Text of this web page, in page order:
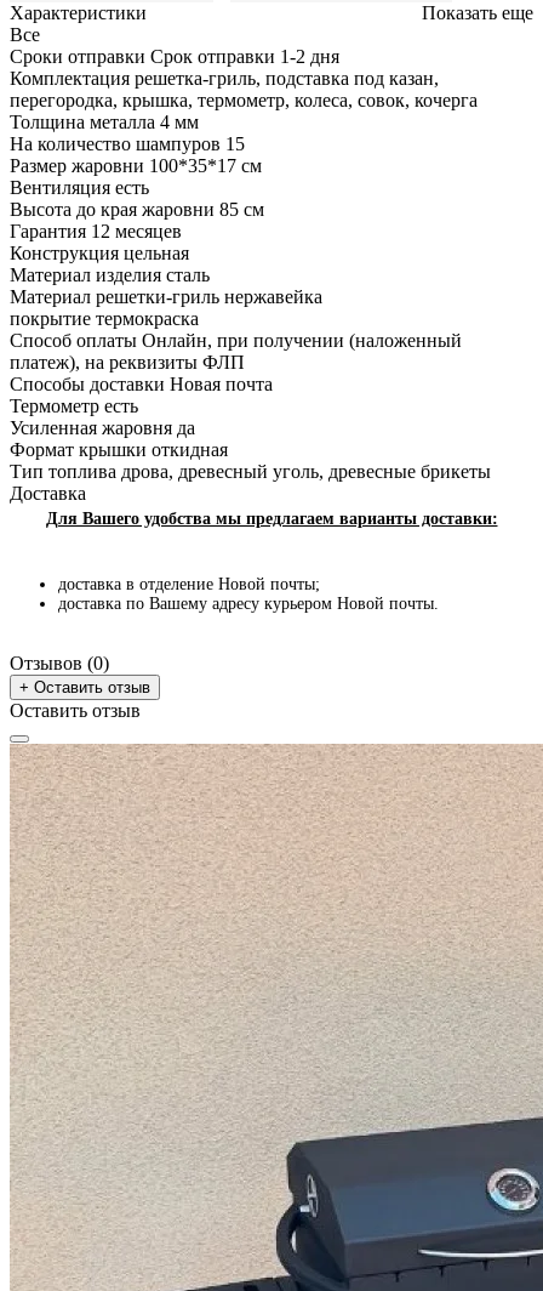
стационарный мангал
купить мангал недорого
мангал купить онлайн
мангал в подарок
мангал для дачи
мангал барбекю
купить мангал для шашлыка
мангал купить львов
мангал гриль
купить мангал в украине
мангал с крышкой
мангал гриль барбекю
купить мангал-барбекю
купить качественный мангал
купить мангал киев
мангал 4 мм
мангал для казана
купить мангала
купить барбекю
мангал цена
барбекю гриль
мангал ручной работы
мангал с шампурами
Показать еще
Характеристики
Все
Сроки отправки Срок отправки 1-2 дня
Комплектация решетка-гриль, подставка под казан,
перегородка, крышка, термометр, колеса, совок, кочерга
Толщина металла 4 мм
На количество шампуров 15
Размер жаровни 100*35*17 см
Вентиляция есть
Высота до края жаровни 85 см
Гарантия 12 месяцев
Конструкция цельная
Материал изделия сталь
Материал решетки-гриль нержавейка
покрытие термокраска
Способ оплаты Онлайн, при получении (наложенный
платеж), на реквизиты ФЛП
Способы доставки Новая почта
Термометр есть
Усиленная жаровня да
Формат крышки откидная
Тип топлива дрова, древесный уголь, древесные брикеты
Доставка
Для Вашего удобства мы предлагаем варианты доставки:
доставка в отделение Новой почты;
доставка по Вашему адресу курьером Новой почты.
Отзывов (0)
+ Оставить отзыв
Оставить отзыв